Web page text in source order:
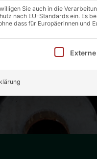
Sie auch in die
nach EU-Standards ein. Es
dass für Europäerinnen und
Service-Gruppe